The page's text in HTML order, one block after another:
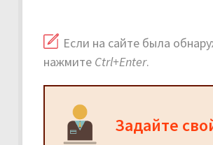
Если на сайте была
нажмите Ctrl+Enter.
Задайте